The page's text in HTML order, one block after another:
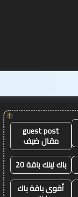
!
guest post
مقال ضيف
باك لينك باقة 20
أقوى باقة باك